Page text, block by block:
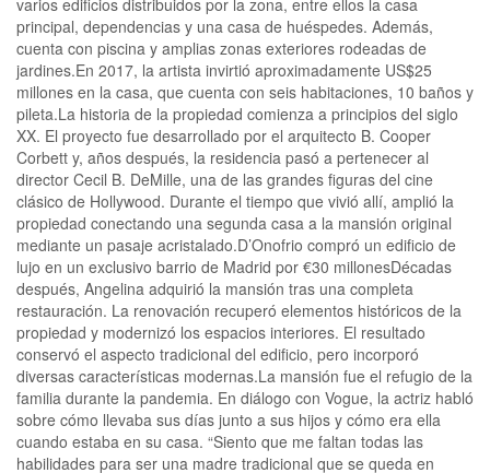
principal, dependencias y una casa de huéspedes. Además,
cuenta con piscina y amplias zonas exteriores rodeadas de
jardines.En 2017, la artista invirtió aproximadamente US$25
millones en la casa, que cuenta con seis habitaciones, 10 baños y
pileta.La historia de la propiedad comienza a principios del siglo
XX. El proyecto fue desarrollado por el arquitecto B. Cooper
Corbett y, años después, la residencia pasó a pertenecer al
director Cecil B. DeMille, una de las grandes figuras del cine
clásico de Hollywood. Durante el tiempo que vivió allí, amplió la
propiedad conectando una segunda casa a la mansión original
mediante un pasaje acristalado.D’Onofrio compró un edificio de
lujo en un exclusivo barrio de Madrid por €30 millonesDécadas
después, Angelina adquirió la mansión tras una completa
restauración. La renovación recuperó elementos históricos de la
propiedad y modernizó los espacios interiores. El resultado
conservó el aspecto tradicional del edificio, pero incorporó
diversas características modernas.La mansión fue el refugio de la
familia durante la pandemia. En diálogo con Vogue, la actriz habló
sobre cómo llevaba sus días junto a sus hijos y cómo era ella
cuando estaba en su casa. “Siento que me faltan todas las
habilidades para ser una madre tradicional que se queda en